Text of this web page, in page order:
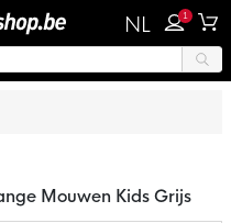
NL 1
Mouwen Kids Grijs